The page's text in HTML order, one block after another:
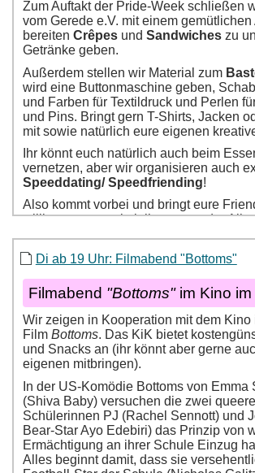
Di ab 19 Uhr: Filmabend "Bottoms"